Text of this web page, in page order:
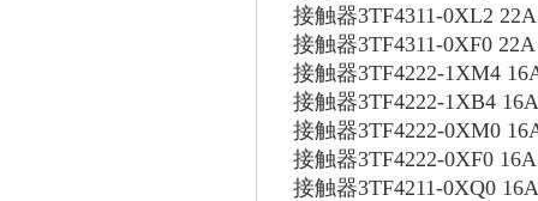
接触器3TF4311-0XL2
接触器3TF4311-0XF0
接触器3TF4222-1XM4
接触器3TF4222-1XB4
接触器3TF4222-0XM0
接触器3TF4222-0XF0
接触器3TF4211-0XQ0